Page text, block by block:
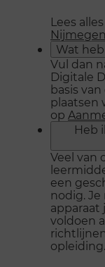
Lees
Nijmegen
Wat
Vul dan
Digitale
basis
plaatsen
op
Heb
Veel van
een
nodig.
apparaat
voldoen
opleiding.